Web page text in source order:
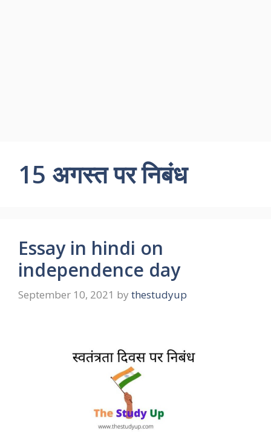
15 अगस्त पर निबंध
Essay in hindi on
independence day
September 10, 2021 by thestudyup